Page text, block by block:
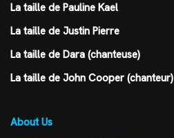
La taille de Pauline Kael
La taille de Justin Pierre
La taille de Dara (chanteuse)
La taille de John Cooper (chanteur)
About Us